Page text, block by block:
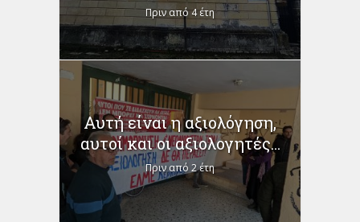
Πριν από 4 έτη
Αυτή είναι η αξιολόγηση,
αυτοί και οι αξιολογητές...
Πριν από 2 έτη